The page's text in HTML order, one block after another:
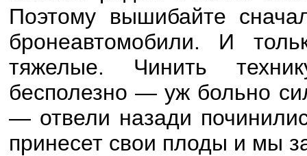
Поэтому вышибайте
бронеавтомобили. И
тяжелые. Чинить
бесполезно — уж больно
— отвели назади
принесет свои плоды и мы